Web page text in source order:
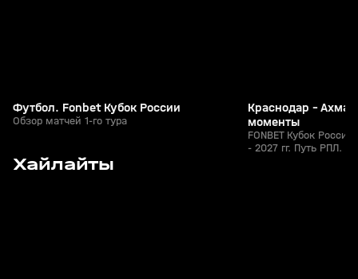
Футбол. Fonbet Кубок России
Обзор матчей 1-го тура
Краснодар -
моменты
FONBET Кубок
- 2027 гг. Путь РПЛ.
Хайлайты
05 авг, 23:00 05 авг, 22:45